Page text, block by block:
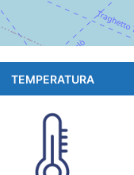
TEMPERATURA